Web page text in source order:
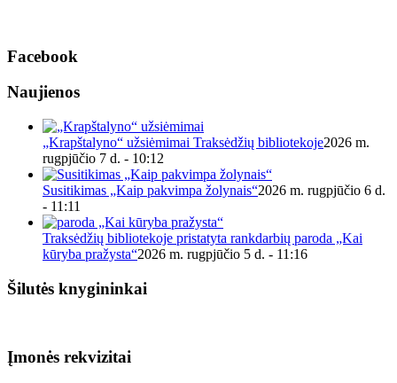
Facebook
Naujienos
„Krapštalyno“ užsiėmimai Traksėdžių bibliotekoje2026 m.
rugpjūčio 7 d. - 10:12
Susitikimas „Kaip pakvimpa žolynais“2026 m. rugpjūčio 6 d.
- 11:11
Traksėdžių bibliotekoje pristatyta rankdarbių paroda „Kai
kūryba pražysta“2026 m. rugpjūčio 5 d. - 11:16
Šilutės knygininkai
Įmonės rekvizitai